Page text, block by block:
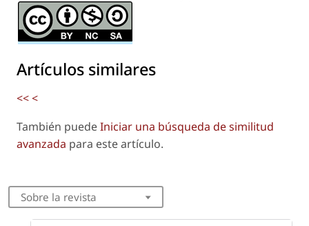
Artículos similares
<<<
También puedeIniciar una búsqueda de similitud
avanzada para este artículo.
Sobre la revista